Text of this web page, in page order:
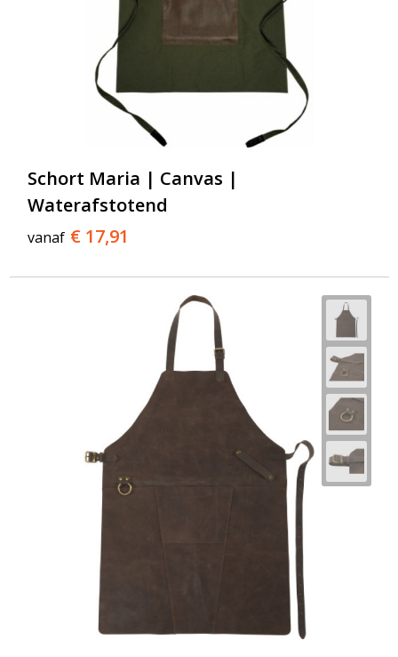
Schort Maria | Canvas |
Waterafstotend
vanaf € 17,91